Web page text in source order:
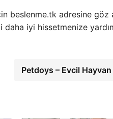
beslenme.tk adresine göz
daha iyi hissetmenize
Petdoys – Evcil